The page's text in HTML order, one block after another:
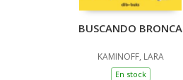
BUSCANDO BRONCA
KAMINOFF, LARA
En stock